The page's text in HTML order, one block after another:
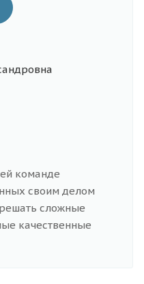
команде
своим делом
сложные
качественные